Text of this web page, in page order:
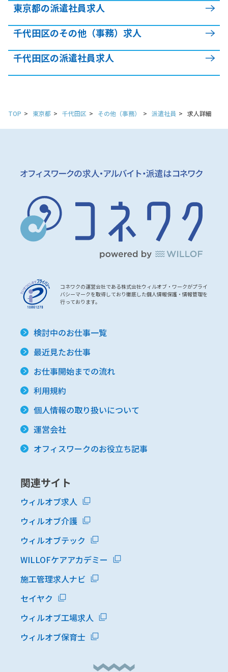
東京都の派遣社員求人
千代田区のその他（事務）求人
千代田区の派遣社員求人
TOP 東京都 千代田区 その他（事務） 派遣社員 求人詳細
コネワクの運営会社である株式会社ウィルオブ・ワークがプライ
バシーマークを取得しており徹底した個人情報保護・情報管理を
行っております。
検討中のお仕事一覧
最近見たお仕事
お仕事開始までの流れ
利用規約
個人情報の取り扱いについて
運営会社
オフィスワークのお役立ち記事
関連サイト
ウィルオブ求人
ウィルオブ介護
ウィルオブテック
WILLOFケアアカデミー
施工管理求人ナビ
セイヤク
ウィルオブ工場求人
ウィルオブ保育士